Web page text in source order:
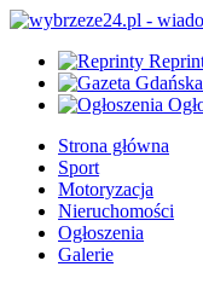
Strona główna
Sport
Motoryzacja
Nieruchomości
Ogłoszenia
Galerie